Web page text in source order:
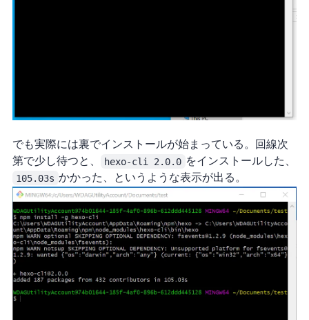
でも実際には裏でインストールが始まっている。回線次
第で少し待つと、
hexo-cli 2.0.0 をインストールした、
105.03s かかった、というような表示が出る。